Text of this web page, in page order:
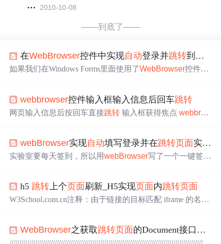
2010-10-08
——到底了——
在WebBrowser控件中实现自动登录并跳转到指定
如果我们在Windows Forms里面使用了WebBrowser控件，
网站登录页面(Login.aspx)using System; using System.Collecti
ons.Generic; using System.Linq; using System.Web; using Syst
webbrowser控件输入框输入信息后回车跳转
网页输入信息后按回车直接跳转 输入框获得焦点webbrow
webBrowser实现自动填写登录并在跳转页面实现签到
实验室要每天签到，所以用webBrowser写了一个一键签到
e void webBrowser 1_DocumentCompleted(object sender,We
bBrowser DocumentCompletedEventArgs e)
h5 跳转 上个页面刷新_H5实现页面内跳转页面
W3School.com.cn注释：由于链接的目标匹配 iframe 的名
内 跳转(即:描点平滑跳转)的方法(aa为跳转目的标签的id):
在网络上有很多资料所说的:animate方法我试了并不好使,不
WebBrowser之获取跳转页面的Document接口源码